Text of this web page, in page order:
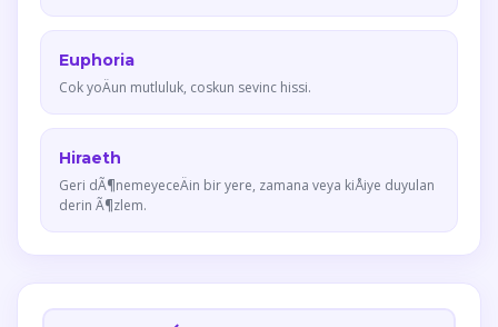
Euphoria
Cok yoÄun mutluluk, coskun sevinc hissi.
Hiraeth
Geri dÃ¶nemeyeceÄin bir yere, zamana veya kiÅiye duyulan
derin Ã¶zlem.